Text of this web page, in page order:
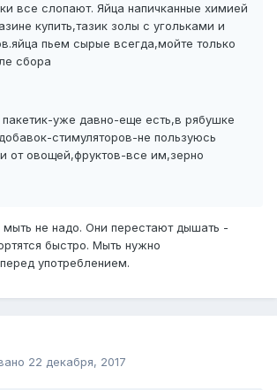
все слопают. Яйца напичканные химией
купить,тазик золы с угольками и
пьем сырые всегда,мойте только
сбора
уже давно-еще есть,в рябушке
стимуляторов-не пользуюсь
от овощей,фруктов-все им,зерно
не надо. Они перестают дышать -
быстро. Мыть нужно
употреблением.
22 декабря, 2017